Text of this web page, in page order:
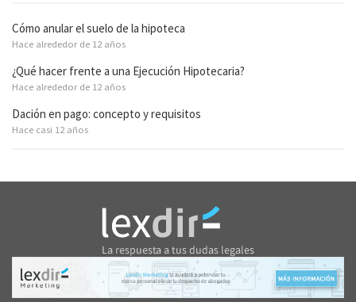
Cómo anular el suelo de la hipoteca
Hace alrededor de 12 años
¿Qué hacer frente a una Ejecución Hipotecaria?
Hace alrededor de 12 años
Dación en pago: concepto y requisitos
Hace casi 12 años